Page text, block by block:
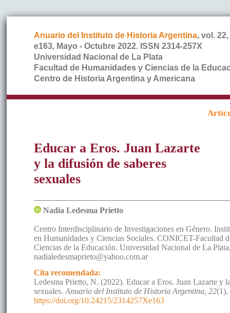
Anuario del Instituto de Historia Argentina, vol. 22,
e163, Mayo - Octubre 2022. ISSN 2314-257X
Universidad Nacional de La Plata
Facultad de Humanidades y Ciencias de la
Centro de Historia Argentina y Americana
Educar a Eros. Juan Lazarte
y la difusión de saberes
sexuales
Nadia Ledesma Prietto
Centro Interdisciplinario de Investigaciones en Género.
en Humanidades y Ciencias Sociales. CONICET-Facultad
Ciencias de la Educación. Universidad Nacional de La Plata
nadialedesmaprieto@yahoo.com.ar
Cita recomendada:
Ledesma Prietto, N. (2022). Educar a Eros. Juan Lazarte y
sexuales. Anuario del Instituto de Historia Argentina, 22(1),
https://doi.org/10.24215/2314257Xe163